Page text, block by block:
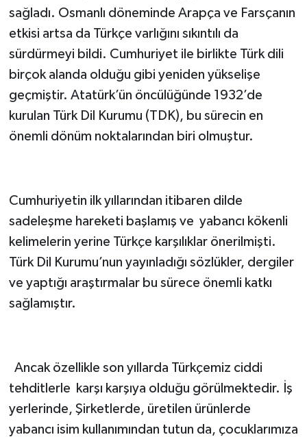
sağladı. Osmanlı döneminde Arapça ve Farsçanın
etkisi artsa da Türkçe varlığını sıkıntılı da
sürdürmeyi bildi. Cumhuriyet ile birlikte Türk dili
birçok alanda olduğu gibi yeniden yükselişe
geçmiştir. Atatürk’ün öncülüğünde 1932’de
kurulan Türk Dil Kurumu (TDK), bu sürecin en
önemli dönüm noktalarından biri olmuştur.
Cumhuriyetin ilk yıllarından itibaren dilde
sadeleşme hareketi başlamış ve yabancı kökenli
kelimelerin yerine Türkçe karşılıklar önerilmişti.
Türk Dil Kurumu’nun yayınladığı sözlükler, dergiler
ve yaptığı araştırmalar bu sürece önemli katkı
sağlamıştır.
Ancak özellikle son yıllarda Türkçemiz ciddi
tehditlerle karşı karşıya olduğu görülmektedir. İş
yerlerinde, Şirketlerde, üretilen ürünlerde
yabancı isim kullanımından tutun da, çocuklarımıza